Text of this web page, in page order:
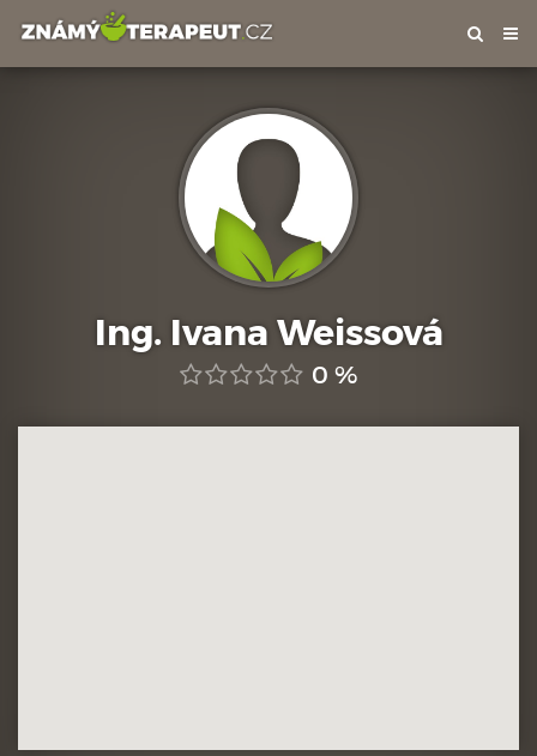
Ing. Ivana Weissová
0 %